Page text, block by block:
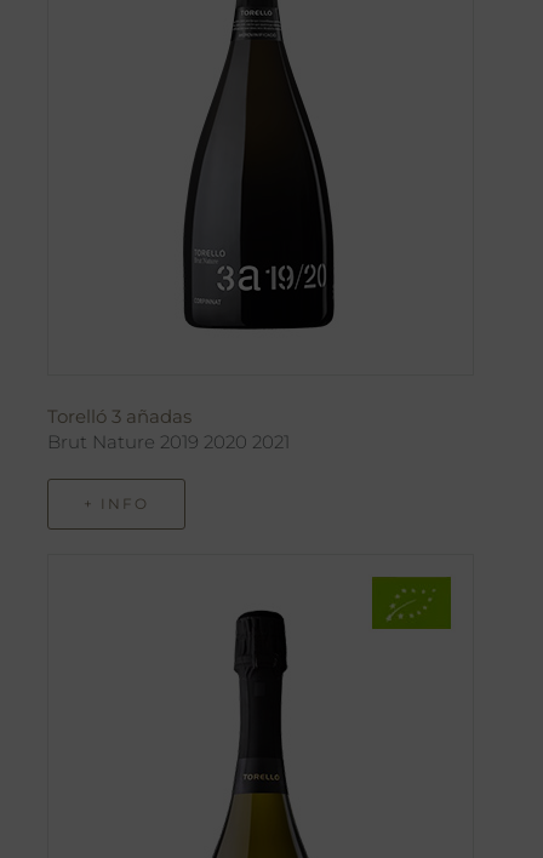
Torelló 3 añadas
Brut Nature 2019 2020 2021
+ INFO